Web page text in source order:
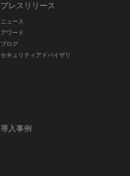
プレスリリース
ニュース
アワード
ブログ
セキュリティアドバイザリ
導入事例